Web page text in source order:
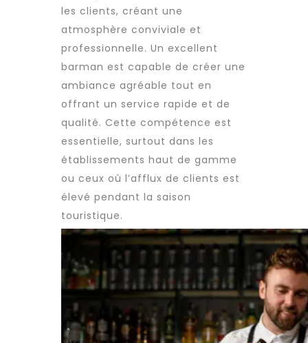
les clients, créant une
atmosphère conviviale et
professionnelle. Un excellent
barman est capable de créer une
ambiance agréable tout en
offrant un service rapide et de
qualité. Cette compétence est
essentielle, surtout dans les
établissements haut de gamme
ou ceux où l’afflux de clients est
élevé pendant la saison
touristique.